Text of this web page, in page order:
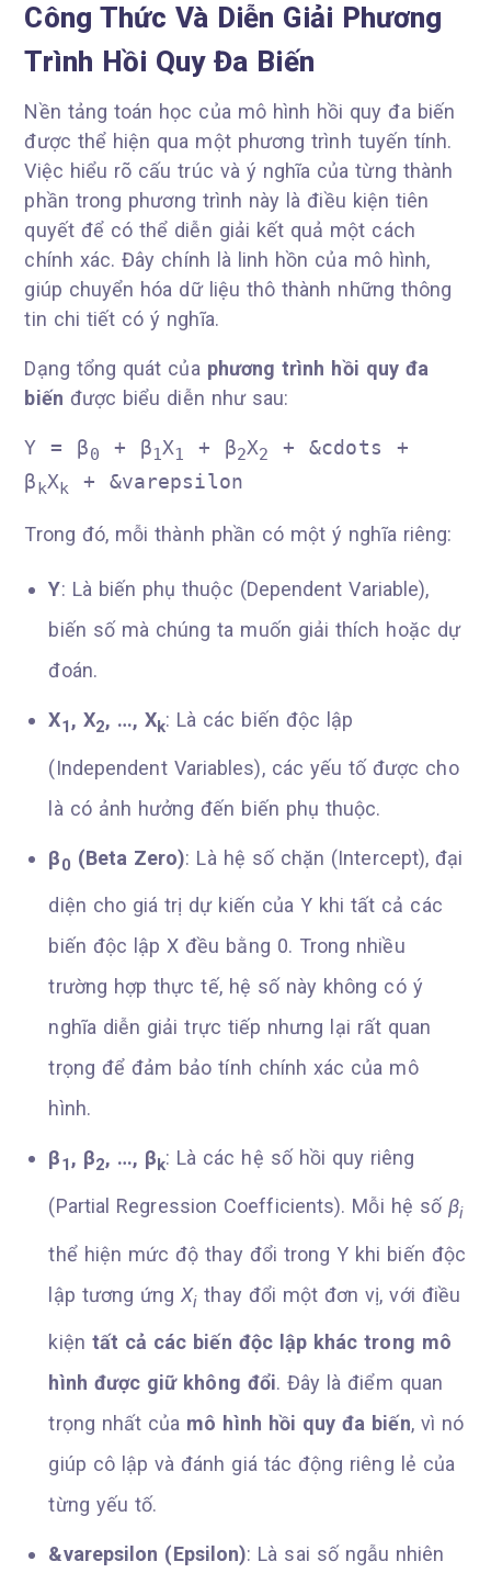
Công Thức Và Diễn Giải Phương
Trình Hồi Quy Đa Biến
Nền tảng toán học của mô hình hồi quy đa biến
được thể hiện qua một phương trình tuyến tính.
Việc hiểu rõ cấu trúc và ý nghĩa của từng thành
phần trong phương trình này là điều kiện tiên
quyết để có thể diễn giải kết quả một cách
chính xác. Đây chính là linh hồn của mô hình,
giúp chuyển hóa dữ liệu thô thành những thông
tin chi tiết có ý nghĩa.
Dạng tổng quát của phương trình hồi quy đa
biến được biểu diễn như sau:
Y = β0 + β1 X1 + β2X2
+ &cdots +
βkXk + &varepsilon
Trong đó, mỗi thành phần có một ý nghĩa riêng:
Y: Là biến phụ thuộc (Dependent Variable),
biến số mà chúng ta muốn giải thích hoặc dự
đoán.
X1 , X2, …, Xk: Là các biến độc lập
(Independent Variables), các yếu tố được cho
là có ảnh hưởng đến biến phụ thuộc.
β0 (Beta Zero): Là hệ số chặn (Intercept), đại
diện cho giá trị dự kiến của Y khi tất cả các
biến độc lập X đều bằng 0. Trong nhiều
trường hợp thực tế, hệ số này không có ý
nghĩa diễn giải trực tiếp nhưng lại rất quan
trọng để đảm bảo tính chính xác của mô
hình.
β1 , β2, …, βk: Là các hệ số hồi quy riêng
(Partial Regression Coefficients). Mỗi hệ số βi
thể hiện mức độ thay đổi trong Y khi biến độc
lập tương ứngXi thay đổi một đơn vị, với điều
kiện tất cả các biến độc lập khác trong mô
hình được giữ không đổi. Đây là điểm quan
trọng nhất của mô hình hồi quy đa biến, vì nó
giúp cô lập và đánh giá tác động riêng lẻ của
từng yếu tố.
&varepsilon (Epsilon): Là sai số ngẫu nhiên